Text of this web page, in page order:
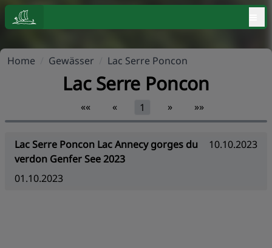
Home Gewässer Lac Serre Poncon
Lac Serre Poncon
«« « 1 » »»
Lac Serre Poncon Lac Annecy gorges du
verdon Genfer See 2023
10.10.2023
01.10.2023